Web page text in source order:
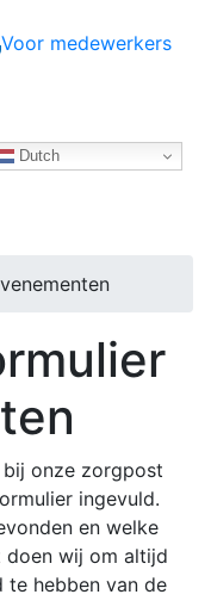
Voor medewerkers
Dutch
bij onze zorgpost
ingevuld.
en welke
doen wij om altijd
te hebben van de